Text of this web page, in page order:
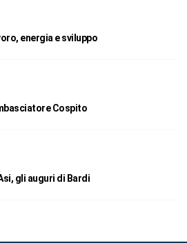
energia e sviluppo
Cospito
gli auguri di Bardi